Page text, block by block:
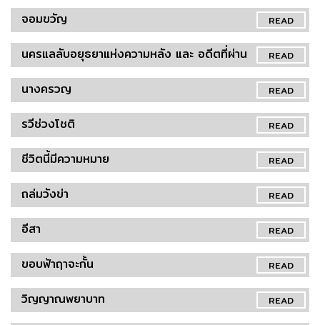
READ
จอมขวัญ
READ
นครแลลับอยุธยาแห่งความหลัง และ อดีตที่ผ่าน
READ
นางครวญ
READ
รวีช่วงโชติ
READ
ชีวิตนี้มีความหมาย
READ
ถล่มวังข่า
READ
อีสา
READ
ขอบฟ้าฤาจะกั้น
READ
วิญญาณพยาบาท